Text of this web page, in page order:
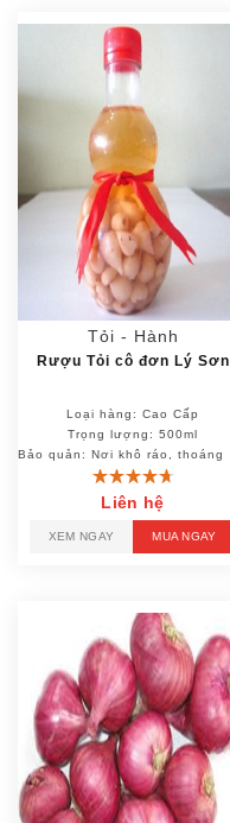
Tỏi - Hành
Rượu Tỏi cô đơn Lý Sơn
Loại hàng: Cao Cấp
Trọng lượng: 500ml
Liên hệ
XEM NGAY MUA NGAY